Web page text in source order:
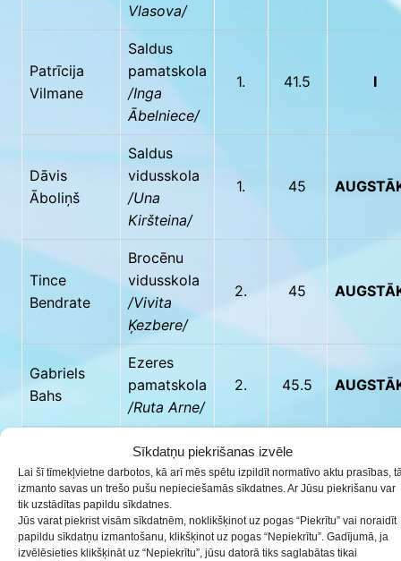
Sīkdatņu piekrišanas izvēle
Lai šī tīmekļvietne darbotos, kā arī mēs spētu izpildīt normatīvo aktu prasības,
izmanto savas un trešo pušu nepieciešamās sīkdatnes. Ar Jūsu piekrišanu var
tik uzstādītas papildu sīkdatnes.
Jūs varat piekrist visām sīkdatnēm, noklikšķinot uz pogas “Piekrītu” vai noraidīt
papildu sīkdatņu izmantošanu, klikšķinot uz pogas “Nepiekrītu”. Gadījumā, ja
izvēlēsieties klikšķināt uz “Nepiekrītu”, jūsu datorā tiks saglabātas tikai
Vlasova/
Patrīcija
Vilmane
Saldus
pamatskola
/Inga
Ābelniece/
1. 41.5 I
Dāvis
Āboliņš
Saldus
vidusskola
/Una
Kiršteina/
1. 45
Tince
Bendrate
Brocēnu
vidusskola
/Vivita
Ķezbere/
2. 45
Gabriels
Bahs
Ezeres
pamatskola
/Ruta Arne/
2. 45.5
Melānija
Kinča
Saldus
vidusskola
/Sandra
Laure/
2. 45.5
Brocēnu